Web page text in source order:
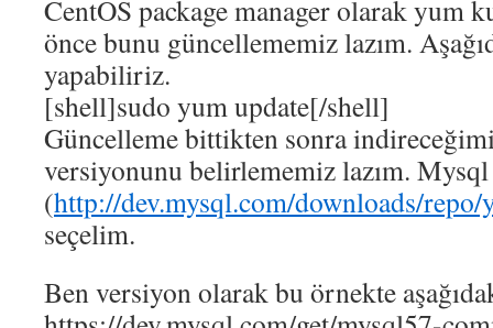
CentOS package manager olarak yum
önce bunu güncellememiz lazım.
yapabiliriz.
[shell]sudo yum update[/shell]
Güncelleme bittikten sonra
versiyonunu belirlememiz lazım. Mysql
(http://dev.mysql.com/downloads/repo/
seçelim.
Ben versiyon olarak bu örnekte